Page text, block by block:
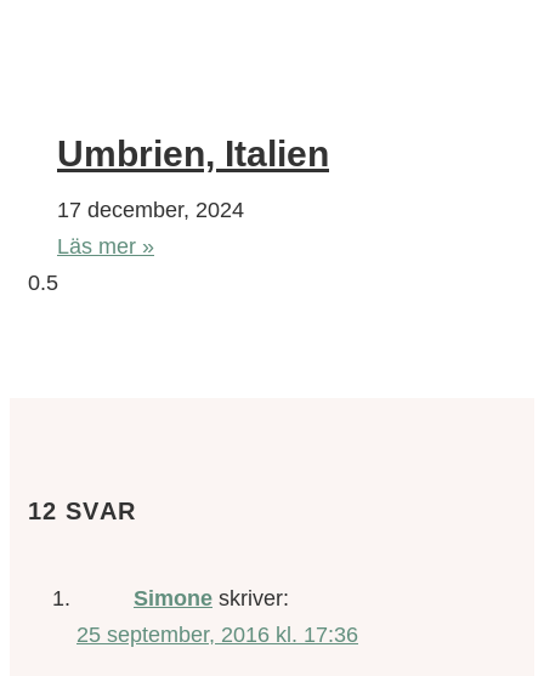
Umbrien, Italien
17 december, 2024
Läs mer »
12 SVAR
Simone skriver:
25 september, 2016 kl. 17:36